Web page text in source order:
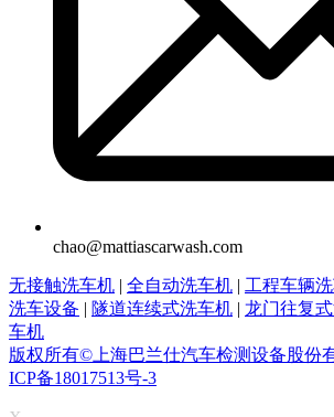
chao@mattiascarwash.com
无接触洗车机 | 全自动洗车机 | 工程车辆
洗车设备 | 隧道连续式洗车机 | 龙门往复
车机
版权所有©上海巴兰仕汽车检测设备股份
ICP备18017513号-3